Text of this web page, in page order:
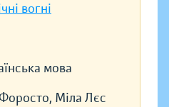
вогні
мова
Міла Лєс